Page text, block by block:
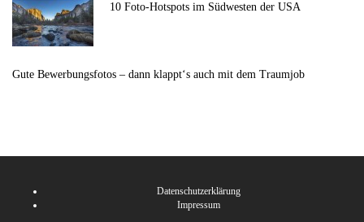
10 Foto-Hotspots im Südwesten der USA
Gute Bewerbungsfotos – dann klappt‘s auch mit dem Traumjob
Datenschutzerklärung
Impressum